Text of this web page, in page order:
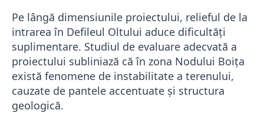
Pe lângă dimensiunile proiectului, relieful de la
intrarea în Defileul Oltului aduce dificultăți
suplimentare. Studiul de evaluare adecvată a
proiectului subliniază că în zona Nodului Boița
există fenomene de instabilitate a terenului,
cauzate de pantele accentuate și structura
geologică.